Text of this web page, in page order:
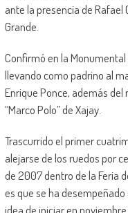
ante la presencia de Rafael
Grande.
Confirmó en la Monumental
llevando como padrino al
Enrique Ponce, además del
“Marco Polo” de Xajay.
Trascurrido el primer
alejarse de los ruedos por
de 2007 dentro de la Feria
es que se ha
idea de iniciar en